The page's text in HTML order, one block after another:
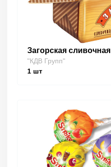
Загорская сливочная
"КДВ Групп"
1 шт